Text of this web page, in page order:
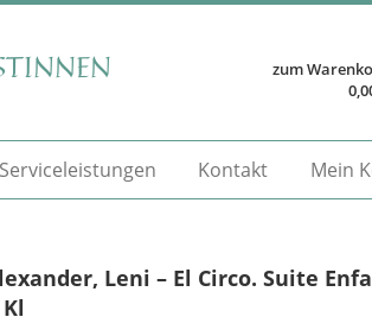
zum
Serviceleistungen Kontakt Mein
Leni – El Circo. Suite